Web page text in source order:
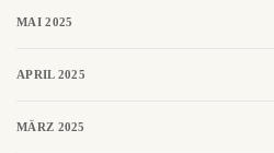
MAI 2025
APRIL 2025
MÄRZ 2025